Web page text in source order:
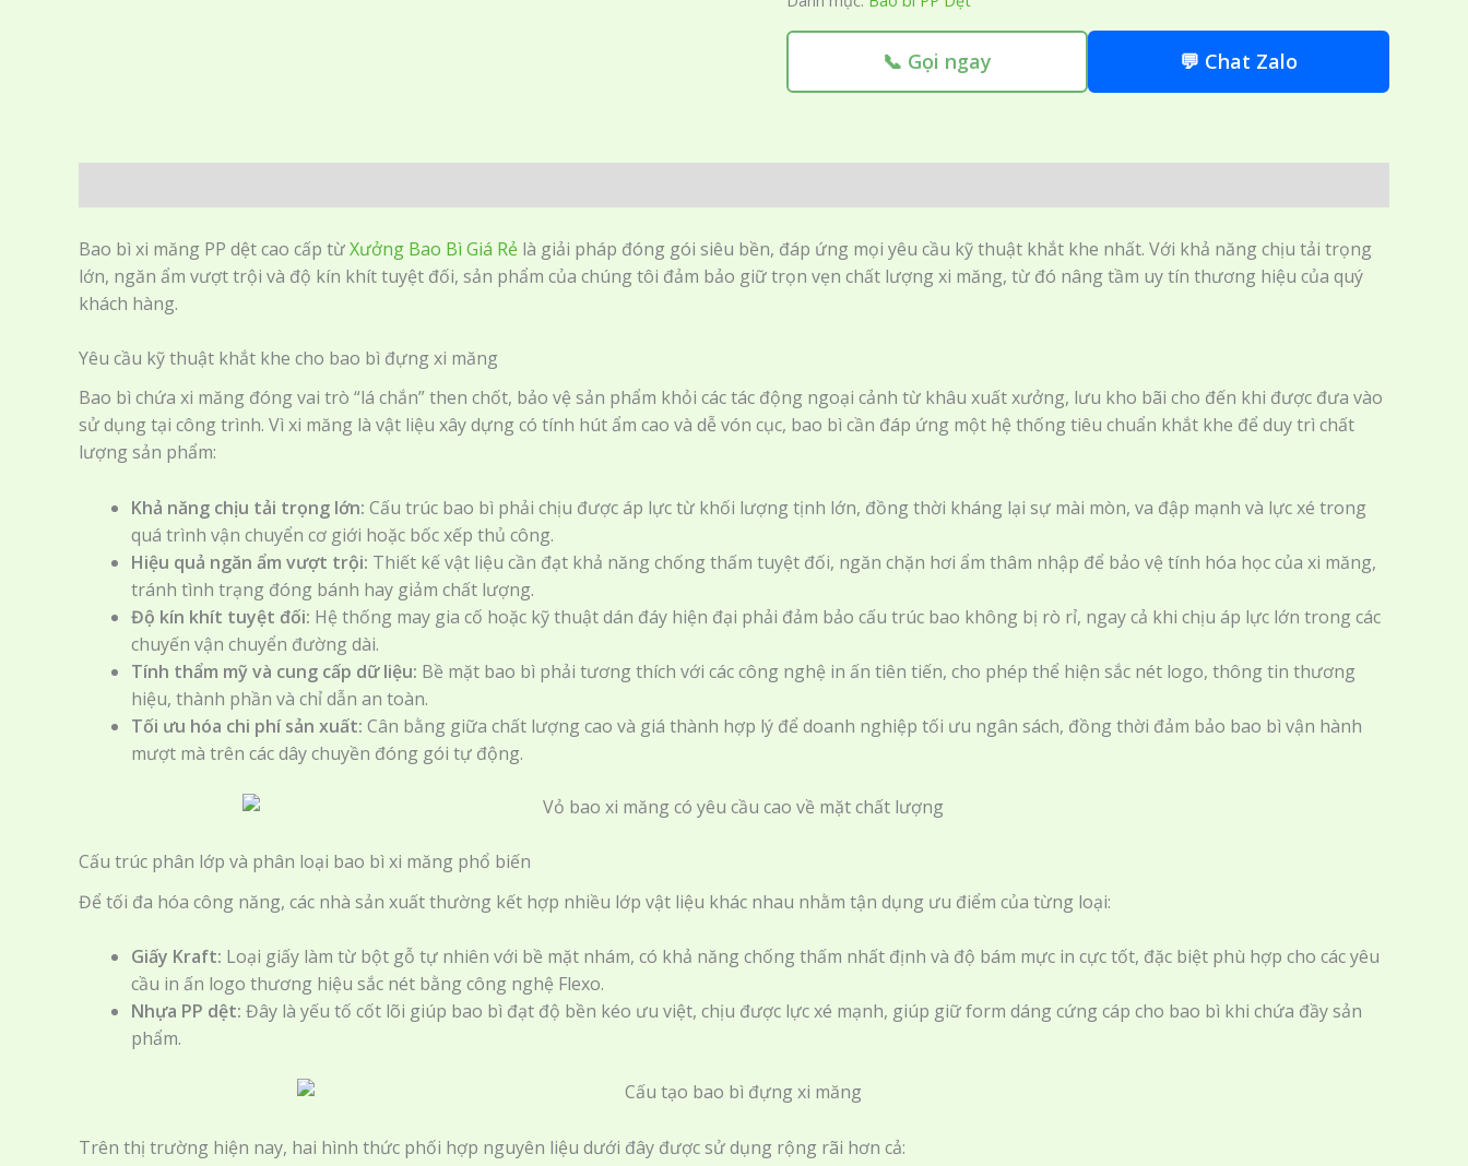
📞 Gọi ngay 💬 Chat Zalo
Bao bì xi măng PP dệt cao cấp từXưởng Bao Bì Giá Rẻ là giải pháp đóng gói siêu bền, đáp ứng mọi yêu cầu kỹ thuật khắt khe nhất. Với khả năng chịu tải trọng
lớn, ngăn ẩm vượt trội và độ kín khít tuyệt đối, sản phẩm của chúng tôi đảm bảo giữ trọn vẹn chất lượng xi măng, từ đó nâng tầm uy tín thương hiệu của quý
khách hàng.
Yêu cầu kỹ thuật khắt khe cho bao bì đựng xi măng
Bao bì chứa xi măng đóng vai trò “lá chắn” then chốt, bảo vệ sản phẩm khỏi các tác động ngoại cảnh từ khâu xuất xưởng, lưu kho bãi cho đến khi được đưa vào
sử dụng tại công trình. Vì xi măng là vật liệu xây dựng có tính hút ẩm cao và dễ vón cục, bao bì cần đáp ứng một hệ thống tiêu chuẩn khắt khe để duy trì chất
lượng sản phẩm:
Khả năng chịu tải trọng lớn: Cấu trúc bao bì phải chịu được áp lực từ khối lượng tịnh lớn, đồng thời kháng lại sự mài mòn, va đập mạnh và lực xé trong
quá trình vận chuyển cơ giới hoặc bốc xếp thủ công.
Hiệu quả ngăn ẩm vượt trội: Thiết kế vật liệu cần đạt khả năng chống thấm tuyệt đối, ngăn chặn hơi ẩm thâm nhập để bảo vệ tính hóa học của xi măng,
tránh tình trạng đóng bánh hay giảm chất lượng.
Độ kín khít tuyệt đối: Hệ thống may gia cố hoặc kỹ thuật dán đáy hiện đại phải đảm bảo cấu trúc bao không bị rò rỉ, ngay cả khi chịu áp lực lớn trong các
chuyến vận chuyển đường dài.
Tính thẩm mỹ và cung cấp dữ liệu: Bề mặt bao bì phải tương thích với các công nghệ in ấn tiên tiến, cho phép thể hiện sắc nét logo, thông tin thương
hiệu, thành phần và chỉ dẫn an toàn.
Tối ưu hóa chi phí sản xuất: Cân bằng giữa chất lượng cao và giá thành hợp lý để doanh nghiệp tối ưu ngân sách, đồng thời đảm bảo bao bì vận hành
mượt mà trên các dây chuyền đóng gói tự động.
Cấu trúc phân lớp và phân loại bao bì xi măng phổ biến
Để tối đa hóa công năng, các nhà sản xuất thường kết hợp nhiều lớp vật liệu khác nhau nhằm tận dụng ưu điểm của từng loại:
Giấy Kraft: Loại giấy làm từ bột gỗ tự nhiên với bề mặt nhám, có khả năng chống thấm nhất định và độ bám mực in cực tốt, đặc biệt phù hợp cho các yêu
cầu in ấn logo thương hiệu sắc nét bằng công nghệ Flexo.
Nhựa PP dệt: Đây là yếu tố cốt lõi giúp bao bì đạt độ bền kéo ưu việt, chịu được lực xé mạnh, giúp giữ form dáng cứng cáp cho bao bì khi chứa đầy sản
phẩm.
Trên thị trường hiện nay, hai hình thức phối hợp nguyên liệu dưới đây được sử dụng rộng rãi hơn cả: